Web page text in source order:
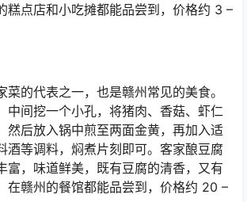
糕点店和小吃摊都能品尝到，价格约 3 –
菜的代表之一，也是赣州常见的美食。
中间挖一个小孔，将猪肉、香菇、虾仁
然后放入锅中煎至两面金黄，再加入适
酒等调料，焖煮片刻即可。客家酿豆腐
富，味道鲜美，既有豆腐的清香，又有
在赣州的餐馆都能品尝到，价格约 20 –